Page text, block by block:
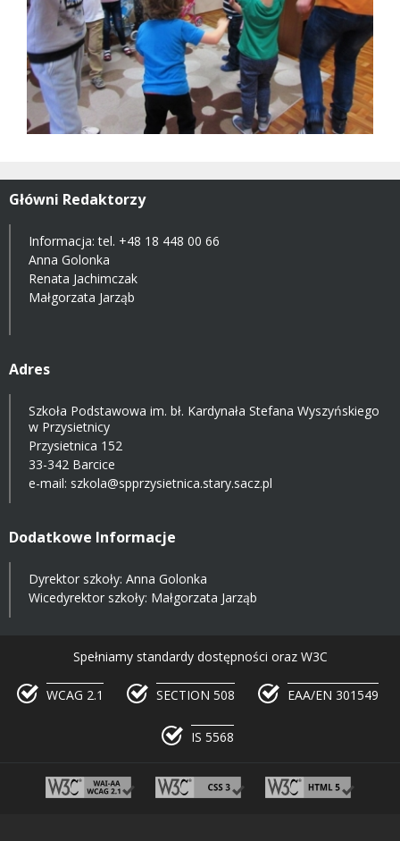
Główni Redaktorzy
Informacja: tel. +48 18 448 00 66
Anna Golonka
Renata Jachimczak
Małgorzata Jarząb
Adres
Szkoła Podstawowa im. bł. Kardynała Stefana Wyszyńskiego
w Przysietnicy
Przysietnica 152
33-342 Barcice
e-mail: szkola@spprzysietnica.stary.sacz.pl
Dodatkowe Informacje
Dyrektor szkoły: Anna Golonka
Wicedyrektor szkoły: Małgorzata Jarząb
Spełniamy standardy dostępności oraz W3C
WCAG 2.1 SECTION 508 EAA/EN 301549
IS 5568